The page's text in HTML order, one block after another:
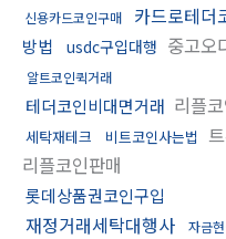
신용카드코인구매 카드로테더
방법
usdc구입대행 중고오
알트코인퀵거래
테더코인비대면거래 리플
세탁재테크 비트코인사는법
리플코인판매
롯데상품권코인구입
재정거래세탁대행사 자금